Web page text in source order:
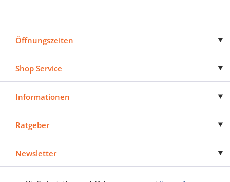
Öffnungszeiten
Shop Service
Informationen
Ratgeber
Newsletter